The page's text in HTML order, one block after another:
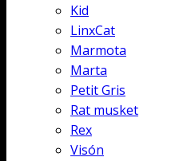
Kid
LinxCat
Marmota
Marta
Petit Gris
Rat musket
Rex
Visón